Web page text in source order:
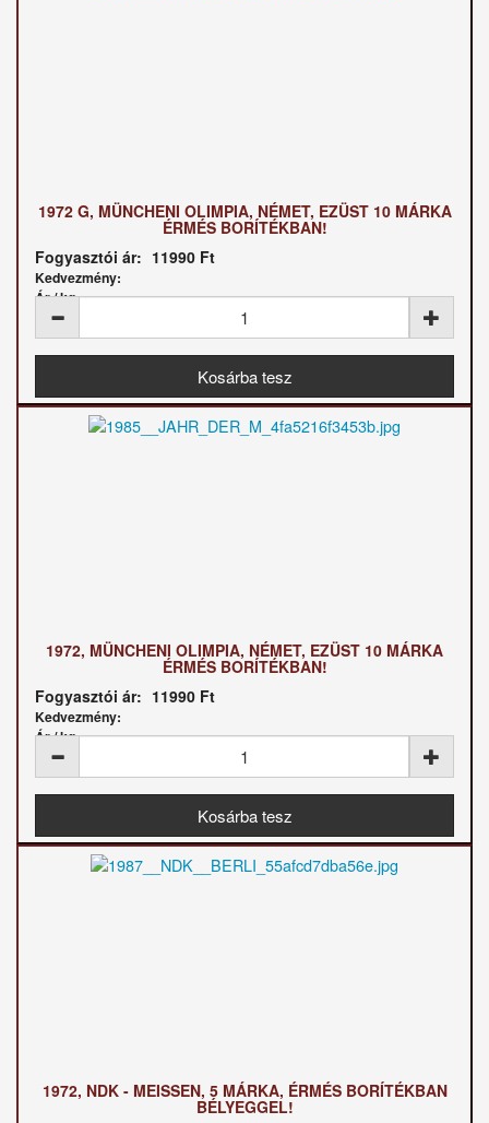
1972 G, MÜNCHENI OLIMPIA, NÉMET, EZÜST 10 MÁRKA
ÉRMÉS BORÍTÉKBAN!
Fogyasztói ár: 11990 Ft
Kedvezmény:
Ár / kg:
1972, MÜNCHENI OLIMPIA, NÉMET, EZÜST 10 MÁRKA
ÉRMÉS BORÍTÉKBAN!
Fogyasztói ár: 11990 Ft
Kedvezmény:
Ár / kg:
1972, NDK - MEISSEN, 5 MÁRKA, ÉRMÉS BORÍTÉKBAN
BÉLYEGGEL!